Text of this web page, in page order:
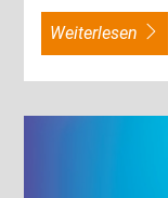
weiterlesen